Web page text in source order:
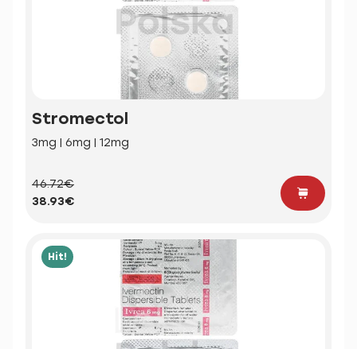
Stromectol
3mg | 6mg | 12mg
46.72€
38.93€
Hit!